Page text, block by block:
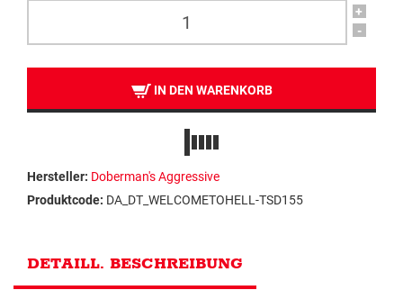
+
-
IN DEN WARENKORB
Hersteller: Doberman's Aggressive
Produktcode: DA_DT_WELCOMETOHELL-TSD155
DETAILL. BESCHREIBUNG